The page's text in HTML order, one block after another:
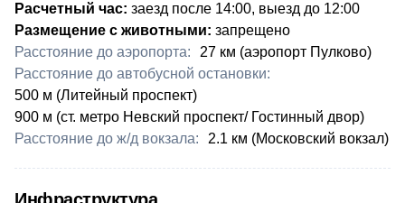
Расчетный час: заезд после 14:00, выезд до 12:00
Размещение с животными: запрещено
Расстояние до аэропорта:
​27 км (аэропорт Пулково)
Расстояние до автобусной остановки:
​500 м (Литейный проспект)
900 м (ст. метро Невский проспект/ Гостинный двор)
Расстояние до ж/д вокзала:
​2.1 км (Московский вокзал)